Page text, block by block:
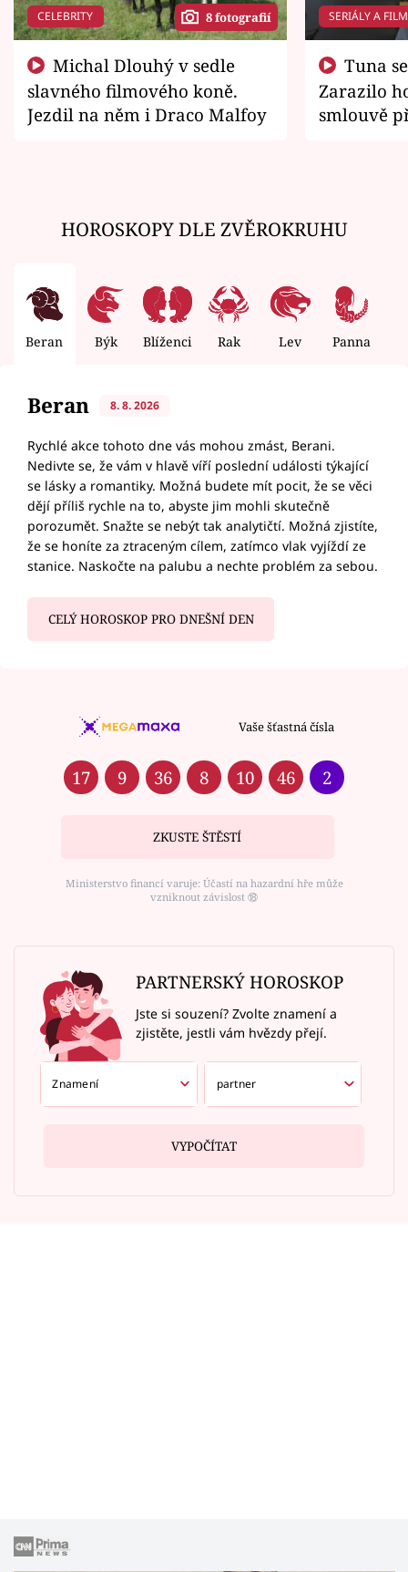
CELEBRITY 8 fotografií
slavného filmového koně.
Jezdil na něm i Draco Malfoy
SERIÁLY A
Zarazilo
smlouvě
HOROSKOPY DLE ZVĚROKRUHU
Beran Býk Blíženci Rak Lev Panna
Beran 8. 8. 2026
Rychlé akce tohoto dne vás mohou zmást, Berani.
Nedivte se, že vám v hlavě víří poslední události týkající
se lásky a romantiky. Možná budete mít pocit, že se věci
dějí příliš rychle na to, abyste jim mohli skutečně
porozumět. Snažte se nebýt tak analytičtí. Možná zjistíte,
že se honíte za ztraceným cílem, zatímco vlak vyjíždí ze
stanice. Naskočte na palubu a nechte problém za sebou.
CELÝ HOROSKOP PRO DNEŠNÍ DEN
Vaše šťastná čísla
17 9 36 8 10 46 2
ZKUSTE ŠTĚSTÍ
Ministerstvo financí varuje: Účastí na hazardní hře může
vzniknout závislost ⑱
PARTNERSKÝ HOROSKOP
Jste si souzení? Zvolte znamení a
zjistěte, jestli vám hvězdy přejí.
VYPOČÍTAT